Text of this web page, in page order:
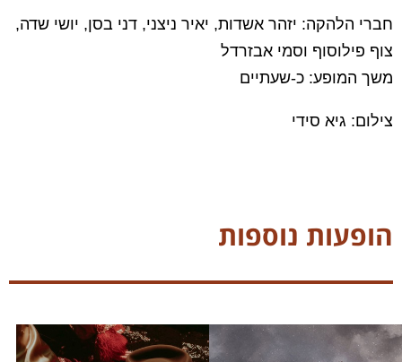
חברי הלהקה: יזהר אשדות, יאיר ניצני, דני בסן, יושי שדה,
צוף פילוסוף וסמי אבזרדל
משך המופע: כ-שעתיים
צילום: גיא סידי
הופעות נוספות